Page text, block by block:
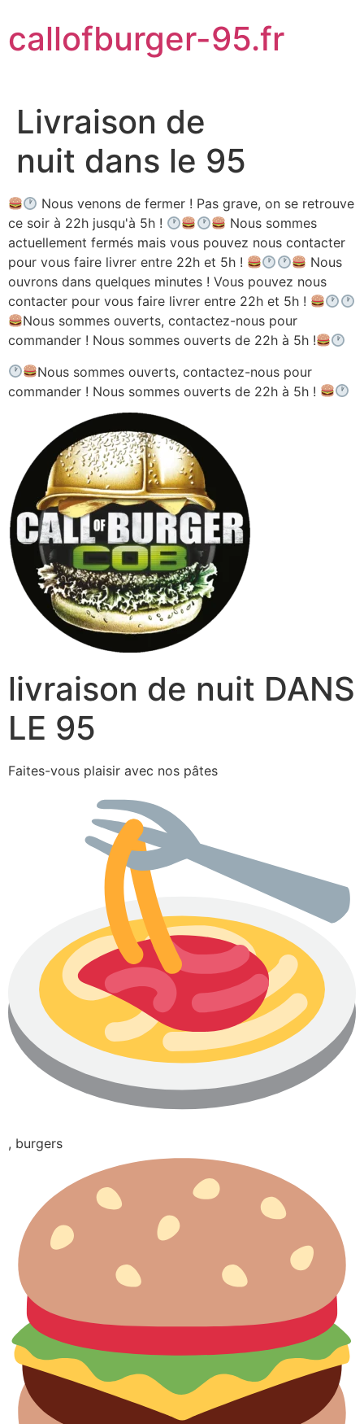
contenu
callofburger-95.fr
Livraison de
nuit dans le 95
Nous venons de fermer ! Pas grave, on se retrouve
ce soir à 22h jusqu'à 5h !
Nous sommes
actuellement fermés mais vous pouvez nous contacter
pour vous faire livrer entre 22h et 5h !
Nous
ouvrons dans quelques minutes ! Vous pouvez nous
contacter pour vous faire livrer entre 22h et 5h !
Nous sommes ouverts, contactez-nous pour
commander ! Nous sommes ouverts de 22h à 5h !
Nous sommes ouverts, contactez-nous pour
commander ! Nous sommes ouverts de 22h à 5h !
livraison de nuit DANS
LE 95
Faites-vous plaisir avec nos pâtes
, burgers